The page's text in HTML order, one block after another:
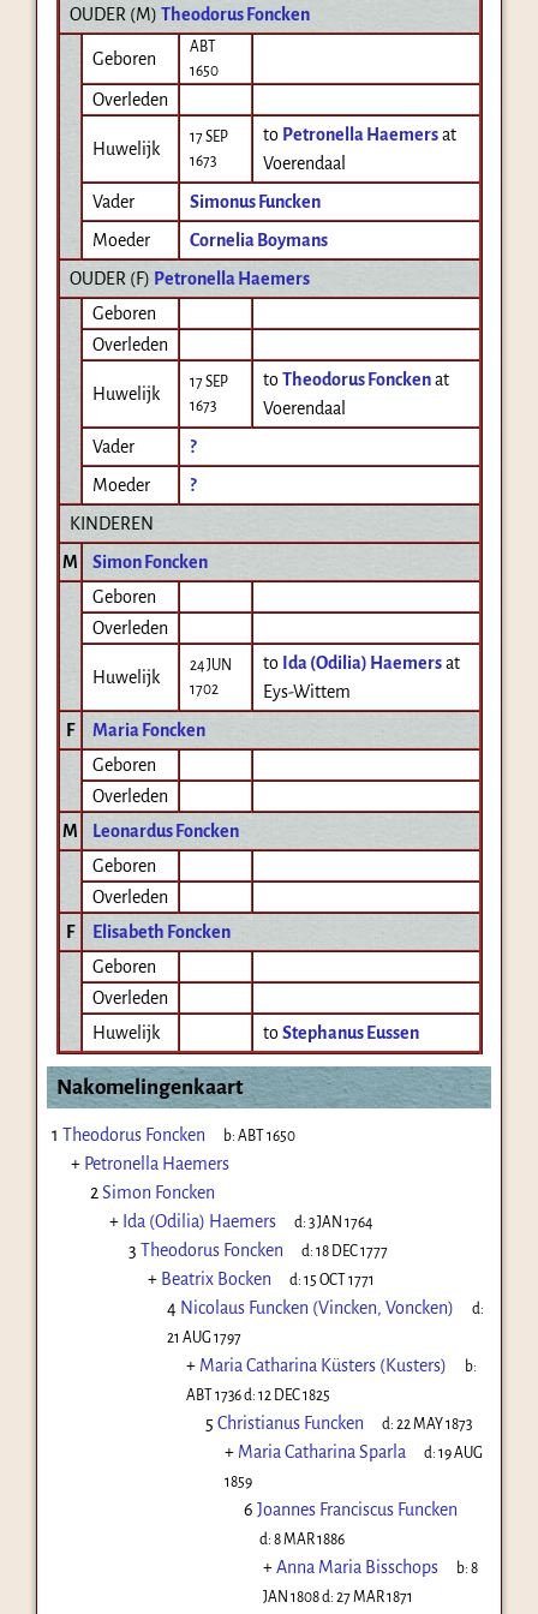
OUDER (M) Theodorus Foncken
Geboren
ABT
1650
Overleden
Huwelijk
17 SEP
1673
to Petronella Haemers at
Voerendaal
Vader
Simonus Funcken
Moeder
Cornelia Boymans
OUDER (F) Petronella Haemers
Geboren
Overleden
Huwelijk
17 SEP
1673
toTheodorus Foncken at
Voerendaal
Vader
?
Moeder
?
KINDEREN
M
Simon Foncken
Geboren
Overleden
Huwelijk
24 JUN
1702
to Ida (Odilia) Haemers at
Eys-Wittem
F
Maria Foncken
Geboren
Overleden
M
Leonardus Foncken
Geboren
Overleden
F
Elisabeth Foncken
Geboren
Overleden
Huwelijk
toStephanus Eussen
Nakomelingenkaart
1 Theodorus Foncken b:ABT 1650
+ Petronella Haemers
2 Simon Foncken
+ Ida (Odilia) Haemers d:3 JAN 1764
3 Theodorus Foncken d:18 DEC 1777
+ Beatrix Bocken d:15 OCT 1771
4 Nicolaus Funcken (Vincken, Voncken)
d:
21 AUG 1797
+ Maria Catharina Küsters (Kusters)
b:
ABT 1736d: 12 DEC 1825
5 Christianus Funcken d:22 MAY 1873
+ Maria Catharina Sparla d:19 AUG
1859
6 Joannes Franciscus Funcken
d:8 MAR 1886
+Anna Maria Bisschops b:8
JAN 1808d: 27 MAR 1871